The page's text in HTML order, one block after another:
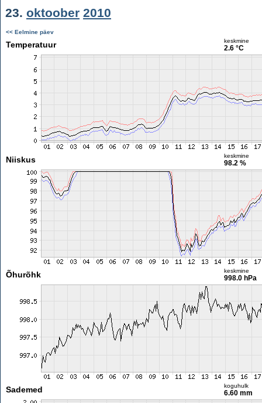
23. oktoober 2010
<< Eelmine päev
Temperatuur keskmine
2.6 °C
Niiskus keskmine
98.2 %
Õhurõhk keskmine
998.0 hPa
Sademed koguhulk
6.60 mm